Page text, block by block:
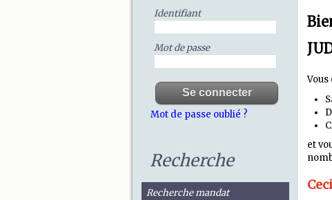
Identifiant
Mot de passe
Mot de passe oublié ?
Recherche
Recherche mandat
Vous
et